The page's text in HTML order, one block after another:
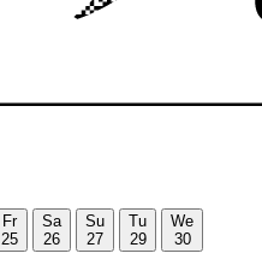
Fr
25
Sa
26
Su
27
Tu
29
We
30